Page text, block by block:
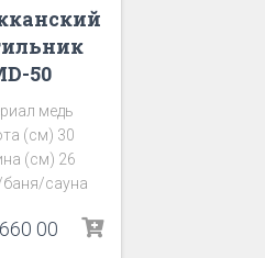
50
медь
(см) 30
(см) 26
сауна
00